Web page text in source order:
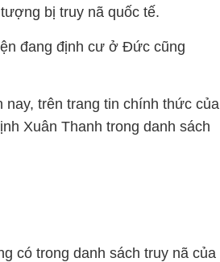
bị truy nã quốc tế.
đang định cư ở Đức cũng
trên trang tin chính thức của
Xuân Thanh trong danh sách
có trong danh sách truy nã của